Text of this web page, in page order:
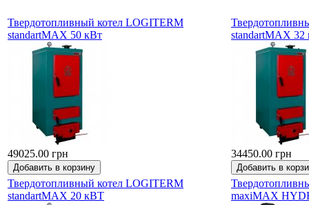
Твердотопливный котел LOGITERM
standartMAX 50 кВт
49025.00 грн
standartMAX 32
34450.00 грн
Твердотопливный котел LOGITERM
standartMAX 20 кВТ
maxiMAX